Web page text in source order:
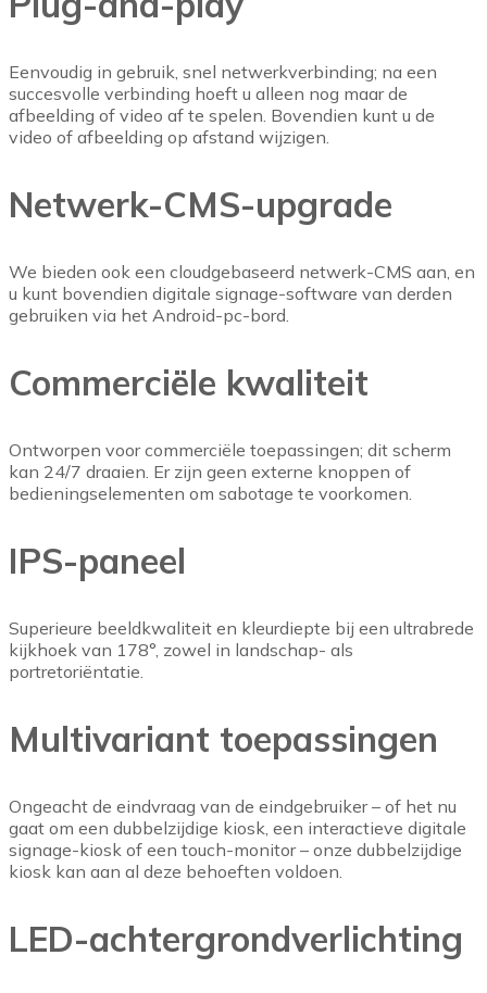
Eenvoudig in gebruik, snel netwerkverbinding; na een
succesvolle verbinding hoeft u alleen nog maar de
afbeelding of video af te spelen. Bovendien kunt u de
video of afbeelding op afstand wijzigen.
Netwerk-CMS-upgrade
We bieden ook een cloudgebaseerd netwerk-CMS aan, en
u kunt bovendien digitale signage-software van derden
gebruiken via het Android-pc-bord.
Commerciële kwaliteit
Ontworpen voor commerciële toepassingen; dit scherm
kan 24/7 draaien. Er zijn geen externe knoppen of
bedieningselementen om sabotage te voorkomen.
IPS-paneel
Superieure beeldkwaliteit en kleurdiepte bij een ultrabrede
kijkhoek van 178°, zowel in landschap- als
portretoriëntatie.
Multivariant toepassingen
Ongeacht de eindvraag van de eindgebruiker – of het nu
gaat om een dubbelzijdige kiosk, een interactieve digitale
signage-kiosk of een touch-monitor – onze dubbelzijdige
kiosk kan aan al deze behoeften voldoen.
LED-achtergrondverlichting